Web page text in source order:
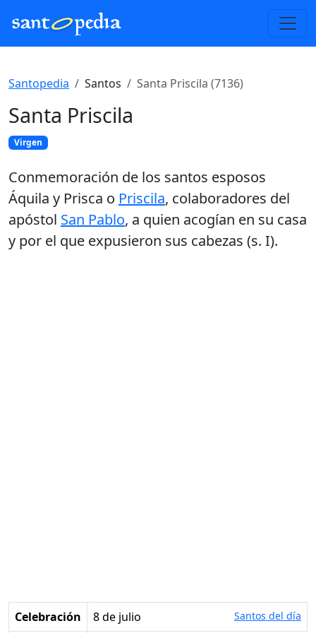
Santopedia Santos Santa Priscila (7136)
Santa Priscila
Virgen
Conmemoración de los santos esposos
Áquila y Prisca o Priscila, colaboradores del
apóstol San Pablo, a quien acogían en su casa
y por el que expusieron sus cabezas (s. I).
Celebración 8 de julio Santos del día